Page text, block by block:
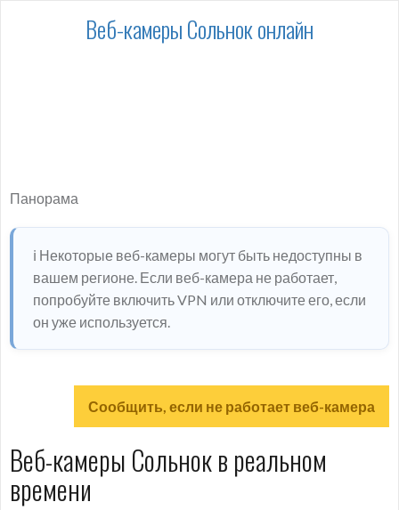
Веб-камеры Сольнок онлайн
Панорама
ℹ️ Некоторые веб-камеры могут быть недоступны в
вашем регионе. Если веб-камера не работает,
попробуйте включить VPN или отключите его, если
он уже используется.
Сообщить, если не работает веб-камера
Веб-камеры Сольнок в реальном
времени